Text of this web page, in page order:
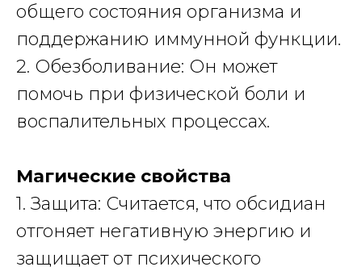
общего состояния организма и
поддержанию иммунной функции.
2. Обезболивание: Он может
помочь при физической боли и
воспалительных процессах.
Магические свойства
1. Защита: Считается, что обсидиан
отгоняет негативную энергию и
защищает от психического